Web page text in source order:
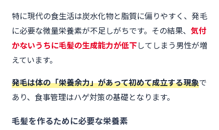
特に現代の食生活は炭水化物と脂質に偏りやすく、発毛
に必要な微量栄養素が不足しがちです。その結果、 気付
かないうちに毛髪の生成能力が低下してしまう男性が増
えています。
発毛は体の「栄養余力」があって初めて成立する現象で
あり、食事管理はハゲ対策の基礎となります。
毛髪を作るために必要な栄養素